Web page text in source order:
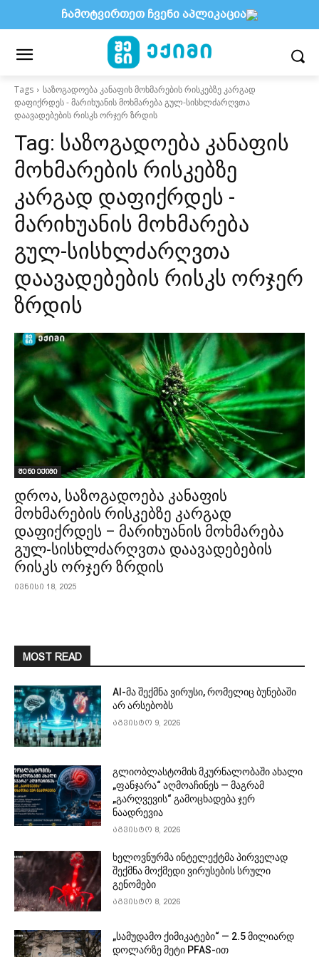
Tags
საზოგადოება კანაფის მოხმარების რისკებზე კარგად
დაფიქრდეს - მარიხუანის მოხმარება გულ-სისხლძარღვთა
დაავადებების რისკს ორჯერ ზრდის
Tag: საზოგადოება კანაფის
მოხმარების რისკებზე
კარგად დაფიქრდეს -
მარიხუანის მოხმარება
გულ-სისხლძარღვთა
დაავადებების რისკს ორჯერ
ზრდის
შენი ექიმი
დროა, საზოგადოება კანაფის
მოხმარების რისკებზე კარგად
დაფიქრდეს – მარიხუანის მოხმარება
გულ-სისხლძარღვთა დაავადებების
რისკს ორჯერ ზრდის
ივნისი 18, 2025
MOST READ
AI-მა შექმნა ვირუსი, რომელიც ბუნებაში
არ არსებობს
აგვისტო 9, 2026
გლიობლასტომის მკურნალობაში ახალი
„ფანჯარა“ აღმოაჩინეს — მაგრამ
„გარღვევის“ გამოცხადება ჯერ
ნაადრევია
აგვისტო 8, 2026
ხელოვნურმა ინტელექტმა პირველად
შექმნა მოქმედი ვირუსების სრული
გენომები
აგვისტო 8, 2026
„სამუდამო ქიმიკატები“ — 2.5 მილიარდ
დოლარზე მეტი PFAS-ით
ჩამოტვირთეთ ჩვენი აპლიკაცია